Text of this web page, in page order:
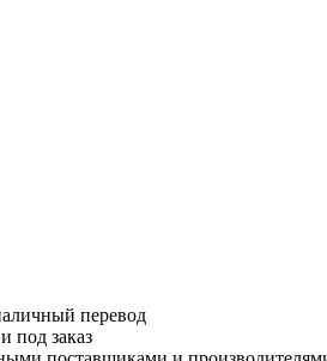
перевод
под заказ